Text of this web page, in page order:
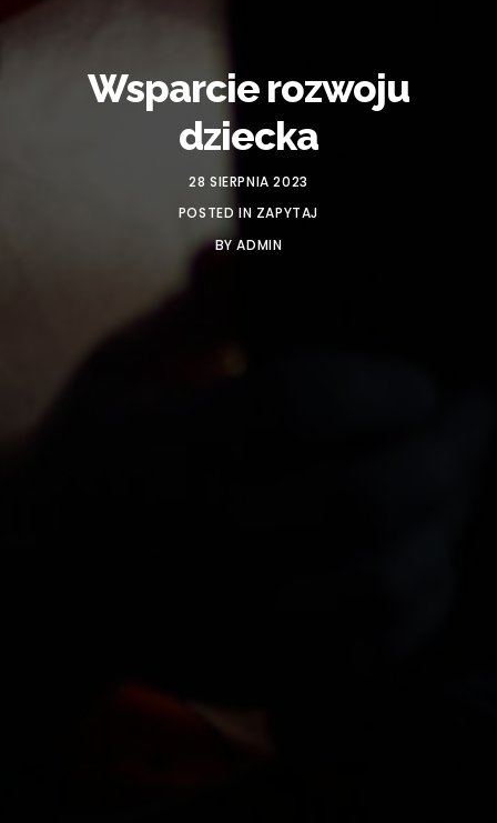
Wsparcie rozwoju
dziecka
28 SIERPNIA 2023
POSTED IN ZAPYTAJ
BYADMIN